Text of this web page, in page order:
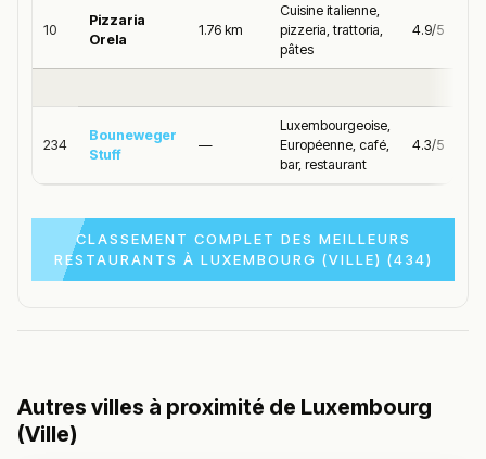
10
Pizzaria
Orela
1.76 km
Cuisine italienne,
pizzeria, trattoria,
pâtes
4.9/5
234
Bouneweger
Stuff
—
Luxembourgeoise,
Européenne, café,
bar, restaurant
4.3/5
CLASSEMENT COMPLET DES MEILLEURS
RESTAURANTS À LUXEMBOURG (VILLE) (434)
Autres villes à proximité de Luxembourg
(Ville)